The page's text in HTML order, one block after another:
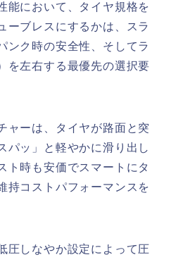
能において、タイヤ規格を
ーブレスにするかは、スラ
ンク時の安全性、そしてラ
を左右する最優先の選択要
ャーは、タイヤが路面と突
パッ」と軽やかに滑り出し
ト時も安価でスマートにタ
持コストパフォーマンスを
圧しなやか設定によって圧